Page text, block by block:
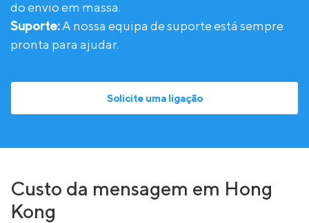
do envio em massa.
Suporte:A nossa equipa de suporte está sempre
pronta para ajudar.
Solicite uma ligação
Custo da mensagem em Hong
Kong